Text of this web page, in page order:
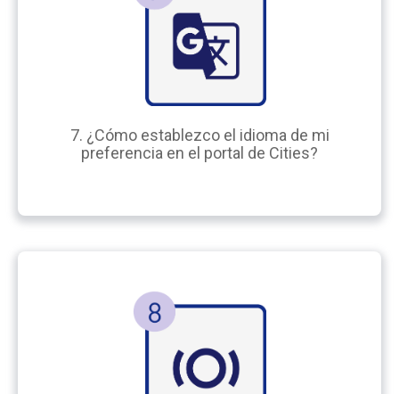
7. ¿Cómo establezco el idioma de mi
preferencia en el portal de Cities?